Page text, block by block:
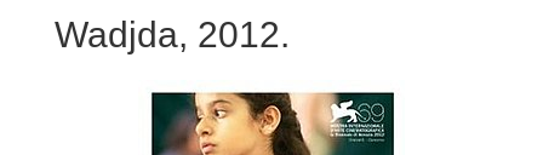
Wadjda, 2012.